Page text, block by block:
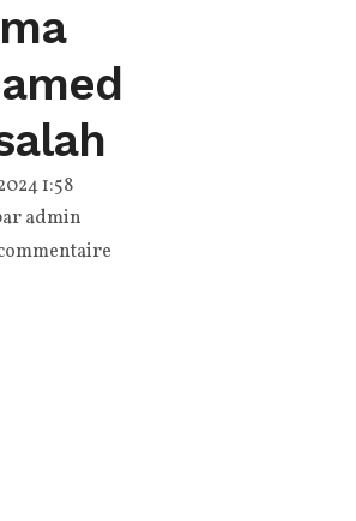
1:58
admin